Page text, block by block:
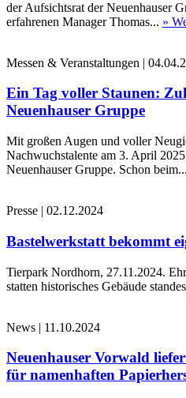
der Aufsichtsrat der Neuenhauser
erfahrenen Manager Thomas... »
Messen & Veranstaltungen |
Ein Tag voller Staunen:
Neuenhauser Gruppe
Mit großen Augen und voller
Nachwuchstalente am 3. April
Neuenhauser Gruppe. Schon beim...
Presse | 02.12.2024
Bastelwerkstatt bekommt
Tierpark Nordhorn, 27.11.2024.
statten historisches Gebäude
News | 11.10.2024
Neuenhauser Vorwald
für namenhaften